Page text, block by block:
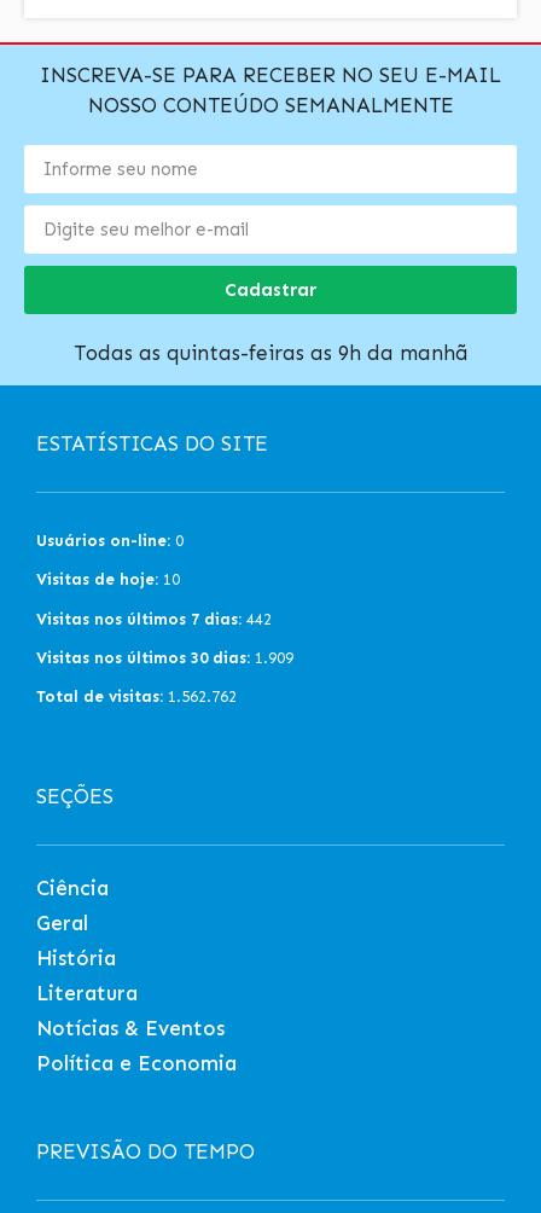
INSCREVA-SE PARA RECEBER NO SEU E-MAIL
NOSSO CONTEÚDO SEMANALMENTE
Cadastrar
Todas as quintas-feiras as 9h da manhã
ESTATÍSTICAS DO SITE
Usuários on-line: 0
Visitas de hoje: 10
Visitas nos últimos 7 dias: 442
Visitas nos últimos 30 dias: 1.909
Total de visitas: 1.562.762
SEÇÕES
Ciência
Geral
História
Literatura
Notícias & Eventos
Política e Economia
PREVISÃO DO TEMPO